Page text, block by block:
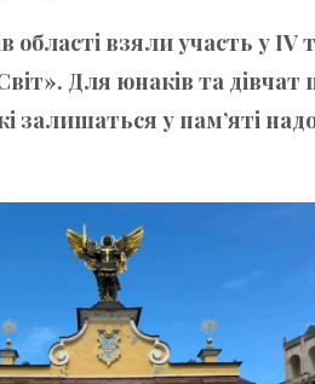
області взяли участь у IV
Для юнаків та дівчат
залишаться у пам’яті